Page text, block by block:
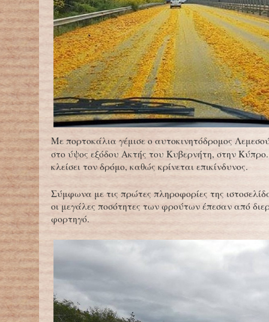
Με πορτοκάλια γέμισε ο αυτοκινητόδρομος
στο ύψος εξόδου Ακτής του Κυβερνήτη, στην
κλείσει τον δρόμο, καθώς κρίνεται επικίνδυνος.
Σύμφωνα με τις πρώτες πληροφορίες της
οι μεγάλες ποσότητες των φρούτων έπεσαν από
φορτηγό.